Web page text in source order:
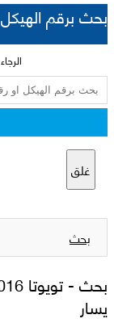
بحث برقم
غلق
بحث
بحث -
يسار